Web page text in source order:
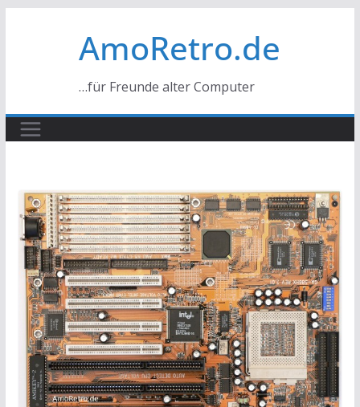
AmoRetro.de
…für Freunde alter Computer